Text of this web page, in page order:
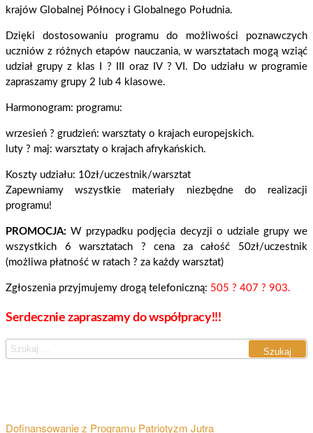
krajów Globalnej Północy i Globalnego Południa.
Dzięki dostosowaniu programu do możliwości poznawczych
uczniów z różnych etapów nauczania, w warsztatach mogą wziąć
udział grupy z klas I ? III oraz IV ? VI. Do udziału w programie
zapraszamy grupy 2 lub 4 klasowe.
Harmonogram: programu:
wrzesień ? grudzień: warsztaty o krajach europejskich.
luty ? maj: warsztaty o krajach afrykańskich.
Koszty udziału: 10zł/uczestnik/warsztat
Zapewniamy wszystkie materiały niezbędne do realizacji
programu!
PROMOCJA: W przypadku podjęcia decyzji o udziale grupy we
wszystkich 6 warsztatach ? cena za całość 50zł/uczestnik
(możliwa płatność w ratach ? za każdy warsztat)
Zgłoszenia przyjmujemy drogą telefoniczną: 505 ? 407 ? 903.
Serdecznie zapraszamy do współpracy!!!
Szukaj:
Dofinansowanie z Programu Patriotyzm Jutra